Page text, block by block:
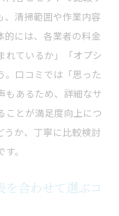
、清掃範囲や作業内容
的には、各業者の料金
れているか」「オプシ
。口コミでは「思った
もあるため、詳細なサ
ことが満足度向上につ
うか、丁寧に比較検討
。
合わせて選ぶコ